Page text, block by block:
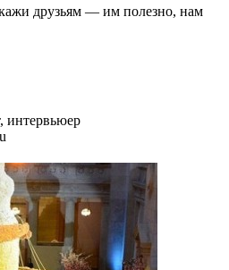
друзьям — им полезно, нам
интервьюер